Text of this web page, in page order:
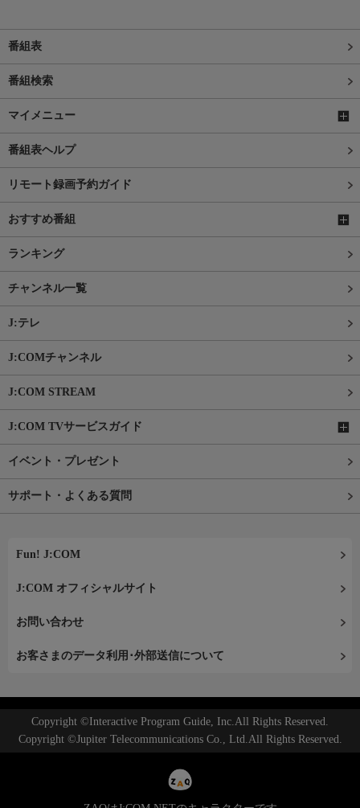
番組表
番組検索
マイメニュー
番組表ヘルプ
リモート録画予約ガイド
おすすめ番組
ランキング
チャンネル一覧
J:テレ
J:COMチャンネル
J:COM STREAM
J:COM TVサービスガイド
イベント・プレゼント
サポート・よくある質問
Fun! J:COM
J:COM オフィシャルサイト
お問い合わせ
お客さまのデータ利用･外部送信について
Copyright ©Interactive Program Guide, Inc.All Rights Reserved.
Copyright ©Jupiter Telecommunications Co., Ltd.All Rights Reserved.